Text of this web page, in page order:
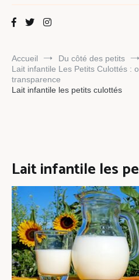
Maman Chou
Accueil
Du côté des petits
Lait infantile Les Petits Culottés :
transparence
Lait infantile les petits culottés
Lait infantile les